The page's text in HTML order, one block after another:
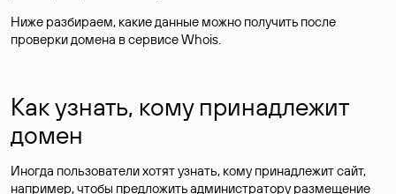
Ниже разбираем, какие данные можно получить после
проверки домена в сервисе Whois.
Как узнать, кому принадлежит
домен
Иногда пользователи хотят узнать, кому принадлежит сайт,
например, чтобы предложить администратору размещение